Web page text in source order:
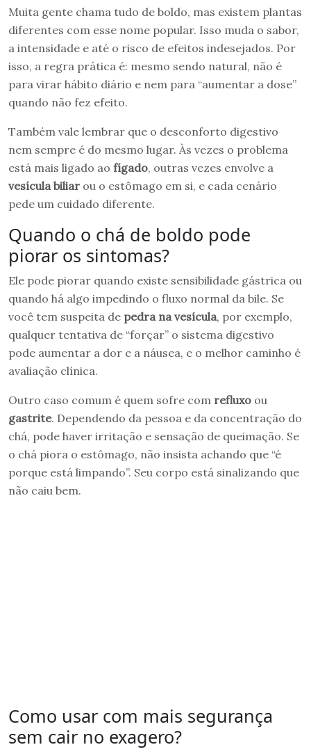
Muita gente chama tudo de boldo, mas existem plantas
diferentes com esse nome popular. Isso muda o sabor,
a intensidade e até o risco de efeitos indesejados. Por
isso, a regra prática é: mesmo sendo natural, não é
para virar hábito diário e nem para “aumentar a dose”
quando não fez efeito.
Também vale lembrar que o desconforto digestivo
nem sempre é do mesmo lugar. Às vezes o problema
está mais ligado ao fígado, outras vezes envolve a
vesícula biliar ou o estômago em si, e cada cenário
pede um cuidado diferente.
Quando o chá de boldo pode
piorar os sintomas?
Ele pode piorar quando existe sensibilidade gástrica ou
quando há algo impedindo o fluxo normal da bile. Se
você tem suspeita de pedra na vesícula, por exemplo,
qualquer tentativa de “forçar” o sistema digestivo
pode aumentar a dor e a náusea, e o melhor caminho é
avaliação clínica.
Outro caso comum é quem sofre com refluxo ou
gastrite. Dependendo da pessoa e da concentração do
chá, pode haver irritação e sensação de queimação. Se
o chá piora o estômago, não insista achando que “é
porque está limpando”. Seu corpo está sinalizando que
não caiu bem.
Como usar com mais segurança
sem cair no exagero?